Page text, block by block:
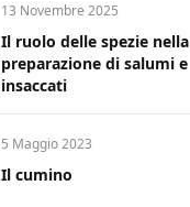
13 Novembre 2025
Il ruolo delle spezie nella
preparazione di salumi e
insaccati
5 Maggio 2023
Il cumino